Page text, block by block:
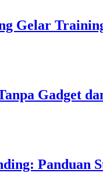
Gelar
Gadget
Panduan